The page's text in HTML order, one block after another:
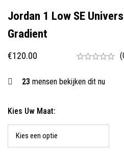
Jordan 1 Low SE
Gradient
€120.00
23 mensen bekijken dit nu
Kies Uw Maat: